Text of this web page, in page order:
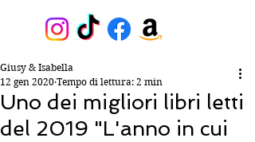
Uno dei migliori libri letti
del 2019 "L'anno in cui
Giusy & Isabella
12 gen 2020 Tempo di lettura: 2 min